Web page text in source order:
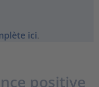
ici.
positive